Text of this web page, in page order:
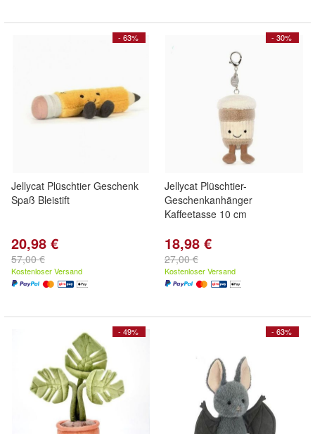
- 63%
Jellycat Plüschtier Geschenk
Spaß Bleistift
20,98 €
57,00 €
Kostenloser Versand
- 30%
Jellycat Plüschtier-
Geschenkanhänger
Kaffeetasse 10 cm
18,98 €
27,00 €
Kostenloser Versand
- 49% - 63%